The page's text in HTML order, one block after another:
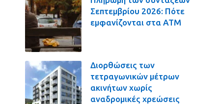
Σεπτεμβρίου 2026: Πότε
εμφανίζονται στα ΑΤΜ
Διορθώσεις των
τετραγωνικών μέτρων
ακινήτων χωρίς
αναδρομικές χρεώσεις